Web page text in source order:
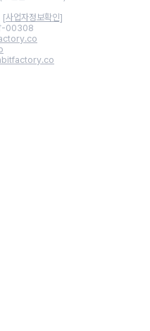
[사업자정보확인]
-00308